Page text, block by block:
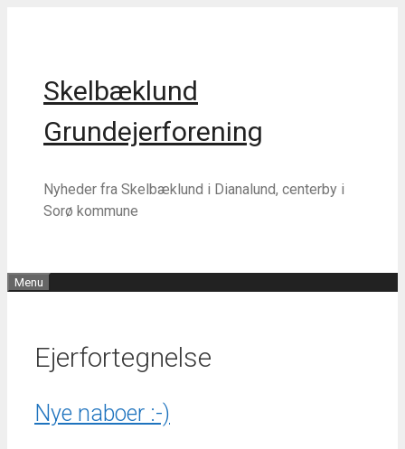
Skelbæklund
Grundejerforening
Nyheder fra Skelbæklund i Dianalund, centerby i
Sorø kommune
Menu
Ejerfortegnelse
Nye naboer :-)